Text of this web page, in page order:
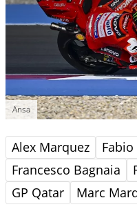
Ansa
Alex Marquez
Francesco Bagnaia
GP Qatar
Marc